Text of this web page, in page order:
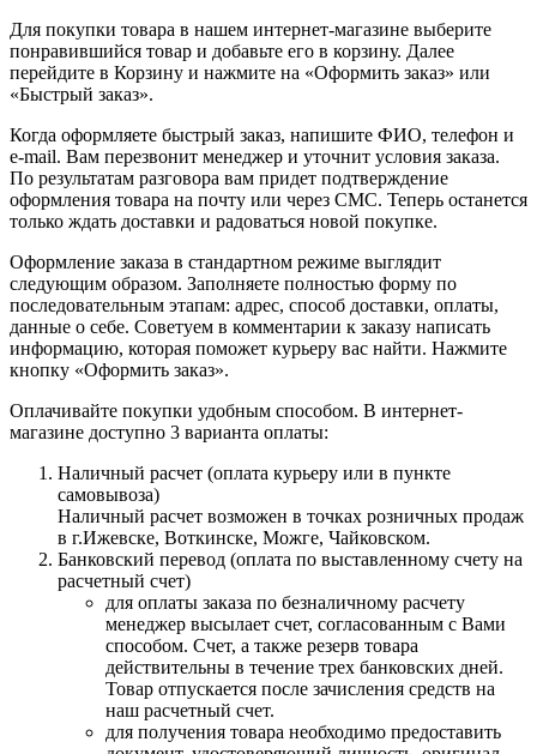
Для покупки товара в нашем интернет-магазине выберите
понравившийся товар и добавьте его в корзину. Далее
перейдите в Корзину и нажмите на «Оформить заказ» или
«Быстрый заказ».
Когда оформляете быстрый заказ, напишите ФИО, телефон и
e-mail. Вам перезвонит менеджер и уточнит условия заказа.
По результатам разговора вам придет подтверждение
оформления товара на почту или через СМС. Теперь останется
только ждать доставки и радоваться новой покупке.
Оформление заказа в стандартном режиме выглядит
следующим образом. Заполняете полностью форму по
последовательным этапам: адрес, способ доставки, оплаты,
данные о себе. Советуем в комментарии к заказу написать
информацию, которая поможет курьеру вас найти. Нажмите
кнопку «Оформить заказ».
Оплачивайте покупки удобным способом. В интернет-
магазине доступно 3 варианта оплаты:
Наличный расчет (оплата курьеру или в пункте
самовывоза)
Наличный расчет возможен в точках розничных продаж
в г.Ижевске, Воткинске, Можге, Чайковском.
Банковский перевод (оплата по выставленному счету на
расчетный счет)
для оплаты заказа по безналичному расчету
менеджер высылает счет, согласованным с Вами
способом. Счет, а также резерв товара
действительны в течение трех банковских дней.
Товар отпускается после зачисления средств на
наш расчетный счет.
для получения товара необходимо предоставить